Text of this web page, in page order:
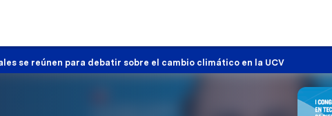
se reúnen para debatir sobre el cambio climático en la UCV